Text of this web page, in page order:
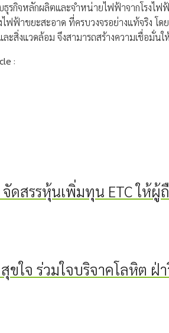
กิจหลักผลิตและจำหน่ายไฟฟ้าจากโรงไฟฟ้
ไฟฟ้าขยะสะอาด ที่ครบวงจรอย่างแท้จริง
สิ่งแวดล้อม จึงสามารถสร้างความเชื่อมั่น
:
จัดสรรหุ้นเพิ่มทุน ETC ให้
ขใจ ร่วมใจบริจาคโลหิต ฝ่